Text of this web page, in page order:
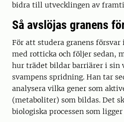
bidra till utvecklingen av
Så avslöjas granens
För att studera granens
med rotticka och följer sedan,
hur trädet bildar barriärer i sin
svampens spridning. Han tar
analysera vilka gener som
(metaboliter) som bildas. Det
biologiska processen som